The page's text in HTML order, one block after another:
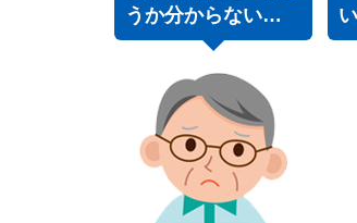
うか分からない…